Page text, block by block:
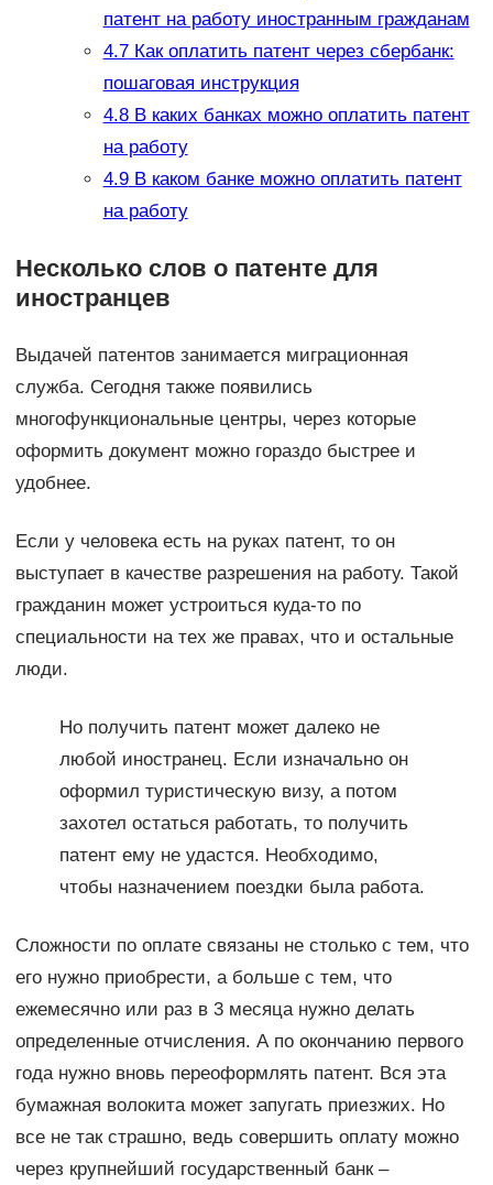
патент на работу иностранным гражданам
4.7Как оплатить патент через сбербанк:
пошаговая инструкция
4.8В каких банках можно оплатить патент
на работу
4.9В каком банке можно оплатить патент
на работу
Несколько слов о патенте для
иностранцев
Выдачей патентов занимается миграционная
служба. Сегодня также появились
многофункциональные центры, через которые
оформить документ можно гораздо быстрее и
удобнее.
Если у человека есть на руках патент, то он
выступает в качестве разрешения на работу. Такой
гражданин может устроиться куда-то по
специальности на тех же правах, что и остальные
люди.
Но получить патент может далеко не
любой иностранец. Если изначально он
оформил туристическую визу, а потом
захотел остаться работать, то получить
патент ему не удастся. Необходимо,
чтобы назначением поездки была работа.
Сложности по оплате связаны не столько с тем, что
его нужно приобрести, а больше с тем, что
ежемесячно или раз в 3 месяца нужно делать
определенные отчисления. А по окончанию первого
года нужно вновь переоформлять патент. Вся эта
бумажная волокита может запугать приезжих. Но
все не так страшно, ведь совершить оплату можно
через крупнейший государственный банк –